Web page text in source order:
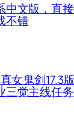
中文版，直接
不错
女鬼剑17.3
三觉主线任